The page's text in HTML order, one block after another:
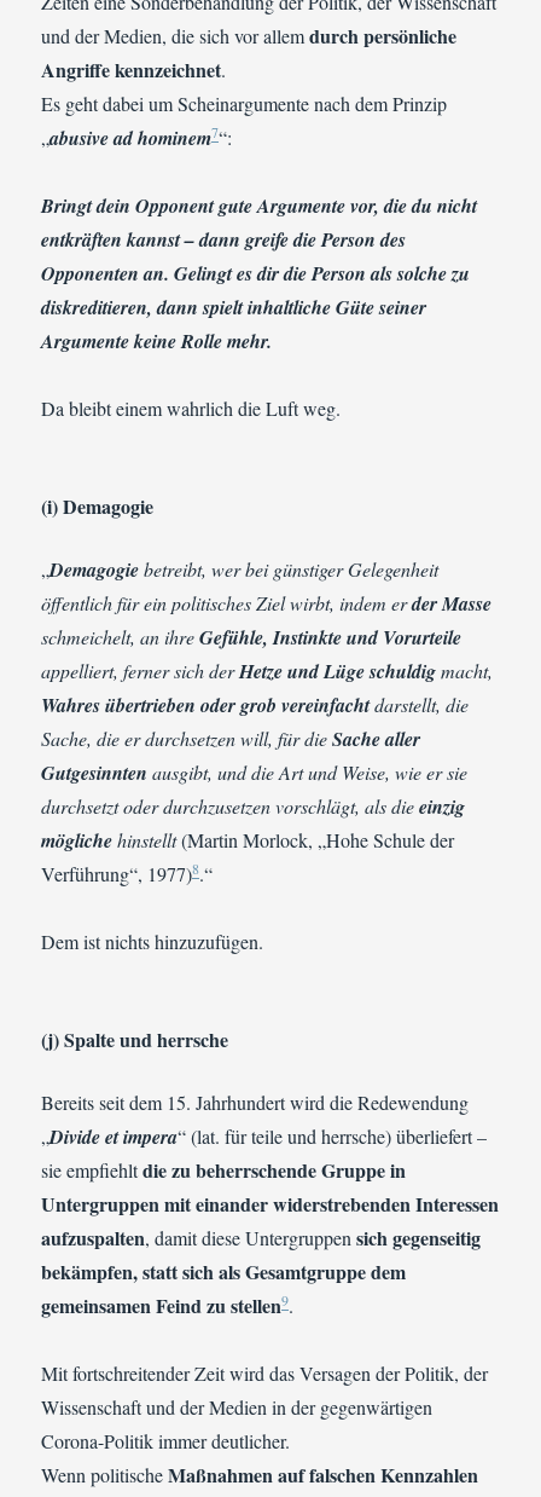
und der Medien, die sich vor allemdurch persönliche
Angriffe kennzeichnet.
Es geht dabei um Scheinargumente nach dem Prinzip
„abusive ad hominem7“:
Bringt dein Opponent gute Argumente vor, die du nicht
entkräften kannst – dann greife die Person des
Opponenten an. Gelingt es dir die Person als solche zu
diskreditieren, dann spielt inhaltliche Güte seiner
Argumente keine Rolle mehr.
Da bleibt einem wahrlich die Luft weg.
(i) Demagogie
„Demagogiebetreibt, wer bei günstiger Gelegenheit
öffentlich für ein politisches Ziel wirbt, indem erder Masse
schmeichelt, an ihreGefühle, Instinkte und Vorurteile
appelliert, ferner sich derHetze und Lüge schuldigmacht,
Wahres übertrieben oder grob vereinfachtdarstellt, die
Sache, die er durchsetzen will, für dieSache aller
Gutgesinnten ausgibt, und die Art und Weise, wie er sie
durchsetzt oder durchzusetzen vorschlägt, als dieeinzig
möglichehinstellt(Martin Morlock, „Hohe Schule der
Verführung“, 1977)8.“
Dem ist nichts hinzuzufügen.
(j) Spalte und herrsche
Bereits seit dem 15. Jahrhundert wird die Redewendung
„Divide et impera“ (lat. für teile und herrsche) überliefert –
sie empfiehltdie zu beherrschende Gruppe in
Untergruppen mit einander widerstrebenden Interessen
aufzuspalten, damit diese Untergruppensich gegenseitig
bekämpfen, statt sich als Gesamtgruppe dem
gemeinsamen Feind zu stellen9.
Mit fortschreitender Zeit wird das Versagen der Politik, der
Wissenschaft und der Medien in der gegenwärtigen
Corona-Politik immer deutlicher.
Wenn politischeMaßnahmen auf falschen Kennzahlen